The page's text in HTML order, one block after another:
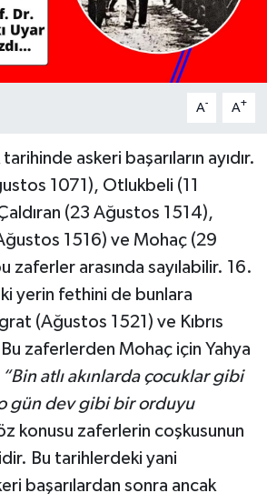
A- A+
askeri başarıların ayıdır.
1071), Otlukbeli (11
(23 Ağustos 1514),
1516) ve Mohaç (29
zaferler arasında sayılabilir. 16.
yerin fethini de bunlara
(Ağustos 1521) ve Kıbrıs
zaferlerden Mohaç için Yahya
“Bin atlı akınlarda çocuklar gibi
gün dev gibi bir orduyu
konusu zaferlerin coşkusunun
Bu tarihlerdeki yani
başarılardan sonra ancak